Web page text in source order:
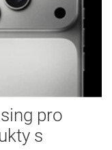
pro
s